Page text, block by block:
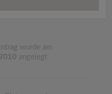
wurde am
angelegt